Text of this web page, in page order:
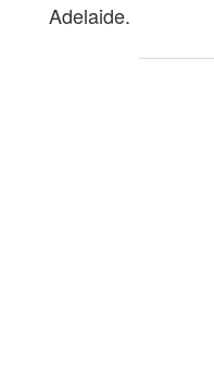
Adelaide.